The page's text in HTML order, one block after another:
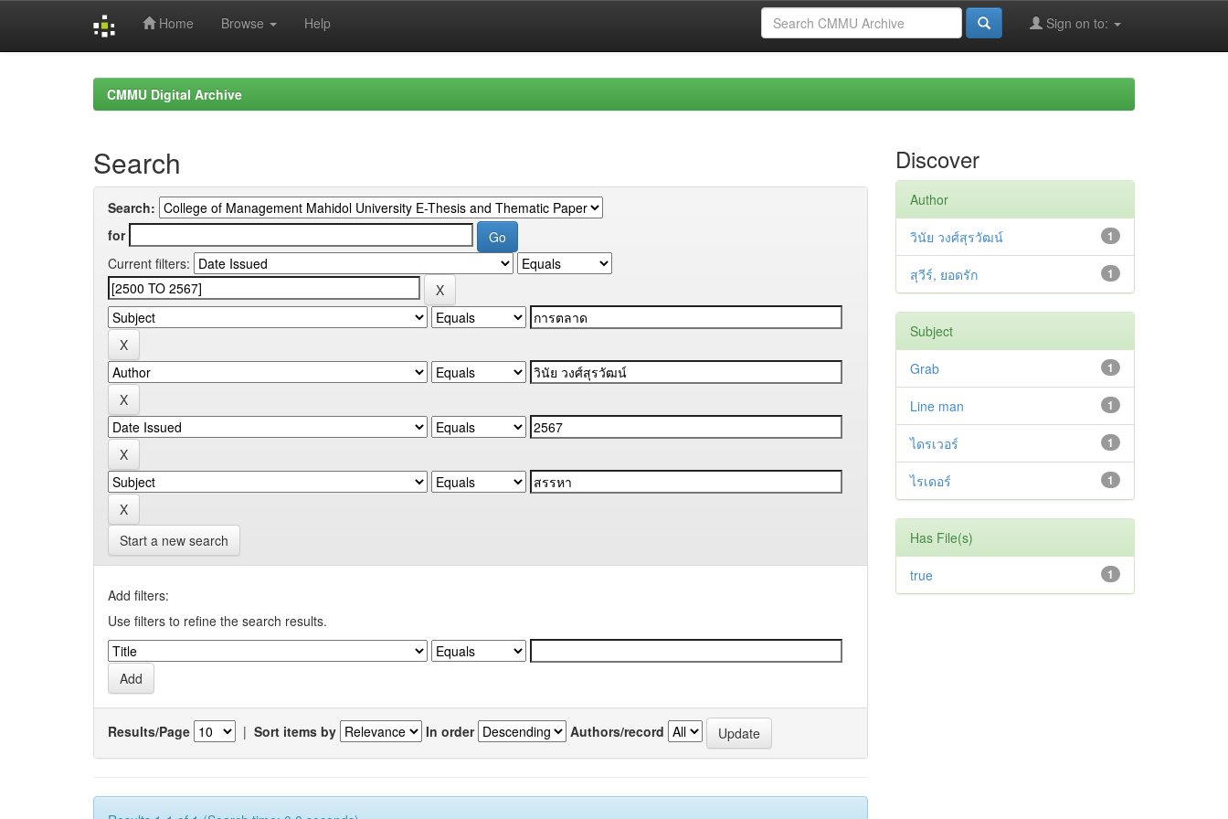
Home Browse Help Sign on to:
CMMU Digital Archive
Search
Search:
for
Current filters:
Start a new search
Add filters:
Use filters to refine the search results.
Results/Page | Sort items by In order Authors/record
Discover
Author
1
วินัย วงศ์สุรวัฒน์
1
สุวีร์, ยอดรัก
Subject
1
Grab
1
Line man
1
ไดรเวอร์
1
ไรเดอร์
Has File(s)
1
true